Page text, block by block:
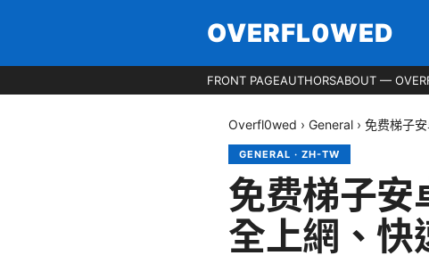
OVERFL0WED
FRONT PAGEAUTHORSABOUT —
Overfl0wed › General › 免费梯子
GENERAL · ZH-TW
免费梯子安
全上網、快